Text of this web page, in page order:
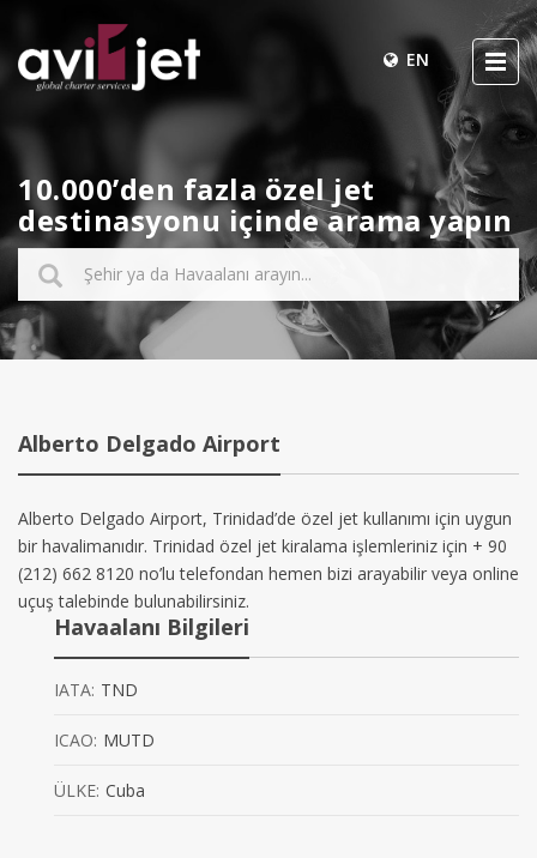
EN
10.000’den fazla özel jet
destinasyonu içinde arama yapın
Alberto Delgado Airport
Alberto Delgado Airport, Trinidad’de özel jet kullanımı için uygun
bir havalimanıdır. Trinidad özel jet kiralama işlemleriniz için + 90
(212) 662 8120 no’lu telefondan hemen bizi arayabilir veya online
uçuş talebinde bulunabilirsiniz.
Havaalanı Bilgileri
IATA: TND
ICAO: MUTD
ÜLKE: Cuba